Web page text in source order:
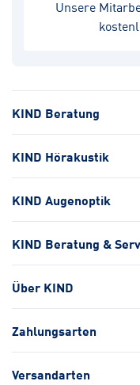
Unsere
KIND Beratung
KIND Hörakustik
KIND Augenoptik
KIND Beratung &
Über KIND
Zahlungsarten
Versandarten